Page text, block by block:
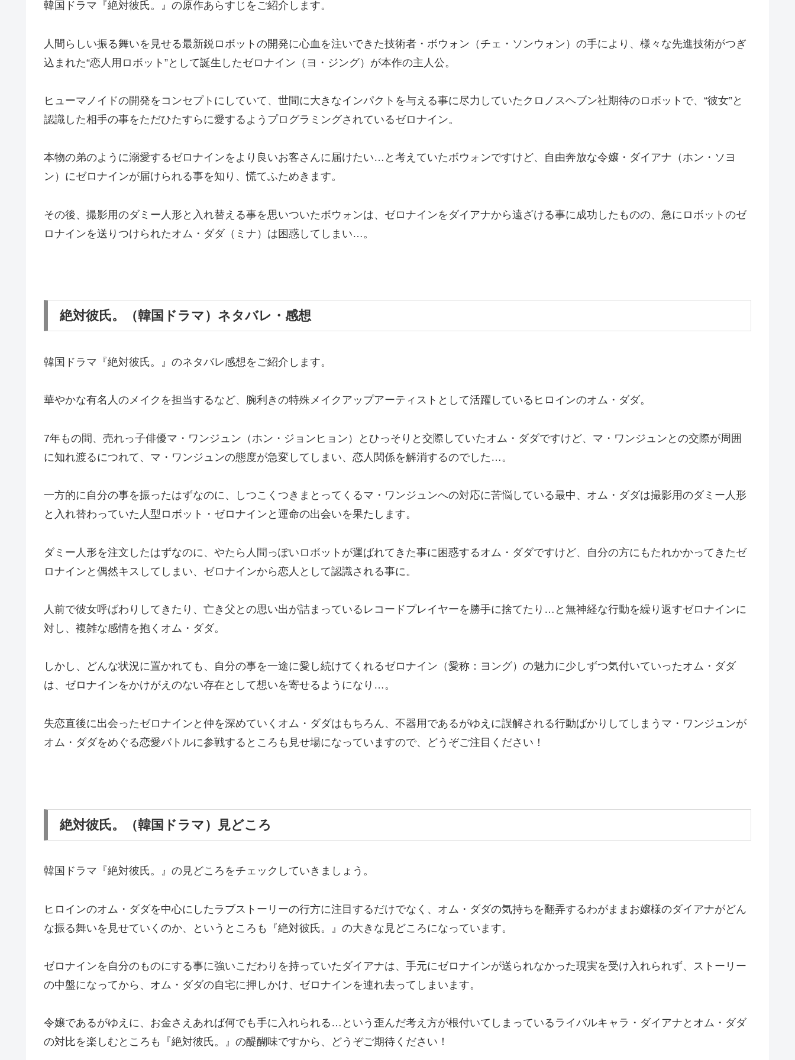
韓国ドラマ『絶対彼氏。』の原作あらすじをご紹介します。
人間らしい振る舞いを見せる最新鋭ロボットの開発に心血を注いできた技術者・ボウォン（チェ・ソンウォン）の手により、様々な先進技術がつぎ
込まれた“恋人用ロボット”として誕生したゼロナイン（ヨ・ジング）が本作の主人公。
ヒューマノイドの開発をコンセプトにしていて、世間に大きなインパクトを与える事に尽力していたクロノスヘブン社期待のロボットで、“彼女”と
認識した相手の事をただひたすらに愛するようプログラミングされているゼロナイン。
本物の弟のように溺愛するゼロナインをより良いお客さんに届けたい…と考えていたボウォンですけど、自由奔放な令嬢・ダイアナ（ホン・ソヨ
ン）にゼロナインが届けられる事を知り、慌てふためきます。
その後、撮影用のダミー人形と入れ替える事を思いついたボウォンは、ゼロナインをダイアナから遠ざける事に成功したものの、急にロボットのゼ
ロナインを送りつけられたオム・ダダ（ミナ）は困惑してしまい…。
絶対彼氏。（韓国ドラマ）ネタバレ・感想
韓国ドラマ『絶対彼氏。』のネタバレ感想をご紹介します。
華やかな有名人のメイクを担当するなど、腕利きの特殊メイクアップアーティストとして活躍しているヒロインのオム・ダダ。
7年もの間、売れっ子俳優マ・ワンジュン（ホン・ジョンヒョン）とひっそりと交際していたオム・ダダですけど、マ・ワンジュンとの交際が周囲
に知れ渡るにつれて、マ・ワンジュンの態度が急変してしまい、恋人関係を解消するのでした…。
一方的に自分の事を振ったはずなのに、しつこくつきまとってくるマ・ワンジュンへの対応に苦悩している最中、オム・ダダは撮影用のダミー人形
と入れ替わっていた人型ロボット・ゼロナインと運命の出会いを果たします。
ダミー人形を注文したはずなのに、やたら人間っぽいロボットが運ばれてきた事に困惑するオム・ダダですけど、自分の方にもたれかかってきたゼ
ロナインと偶然キスしてしまい、ゼロナインから恋人として認識される事に。
人前で彼女呼ばわりしてきたり、亡き父との思い出が詰まっているレコードプレイヤーを勝手に捨てたり…と無神経な行動を繰り返すゼロナインに
対し、複雑な感情を抱くオム・ダダ。
しかし、どんな状況に置かれても、自分の事を一途に愛し続けてくれるゼロナイン（愛称：ヨング）の魅力に少しずつ気付いていったオム・ダダ
は、ゼロナインをかけがえのない存在として想いを寄せるようになり…。
失恋直後に出会ったゼロナインと仲を深めていくオム・ダダはもちろん、不器用であるがゆえに誤解される行動ばかりしてしまうマ・ワンジュンが
オム・ダダをめぐる恋愛バトルに参戦するところも見せ場になっていますので、どうぞご注目ください！
絶対彼氏。（韓国ドラマ）見どころ
韓国ドラマ『絶対彼氏。』の見どころをチェックしていきましょう。
ヒロインのオム・ダダを中心にしたラブストーリーの行方に注目するだけでなく、オム・ダダの気持ちを翻弄するわがままお嬢様のダイアナがどん
な振る舞いを見せていくのか、というところも『絶対彼氏。』の大きな見どころになっています。
ゼロナインを自分のものにする事に強いこだわりを持っていたダイアナは、手元にゼロナインが送られなかった現実を受け入れられず、ストーリー
の中盤になってから、オム・ダダの自宅に押しかけ、ゼロナインを連れ去ってしまいます。
令嬢であるがゆえに、お金さえあれば何でも手に入れられる…という歪んだ考え方が根付いてしまっているライバルキャラ・ダイアナとオム・ダダ
の対比を楽しむところも『絶対彼氏。』の醍醐味ですから、どうぞご期待ください！